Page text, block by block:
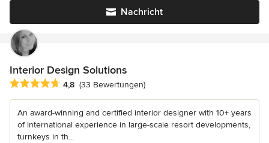
Nachricht
Interior Design Solutions
Durchschnittliche Bewertung: 4.8 von 5 Sternen
4,8 (33 Bewertungen)
An award-winning and certified interior designer with 10+ years
of international experience in large-scale resort developments,
turnkeys in th...